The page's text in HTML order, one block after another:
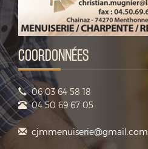
COORDONNÉES
06 03 64 58 18
04 50 69 67 05
cjmmenuiserie@gmail.com